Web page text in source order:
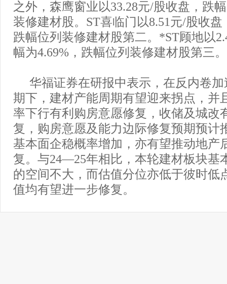
之外，森鹰窗业以33.28元/股收盘，跌
装修建材股。ST喜临门以8.51元/股收盘
跌幅位列装修建材股第二。*ST顾地以
幅为4.69%，跌幅位列装修建材股第三。
华福证券在研报中表示，在反内卷
期下，建材产能周期有望迎来拐点，并
率下行有利购房意愿修复，收储及城改
复，购房意愿及能力边际修复预期预计
基本面企稳概率增加，亦有望推动地产
复。与24—25年相比，本轮建材板块基
的空间不大，而估值分位亦低于彼时低
值均有望进一步修复。